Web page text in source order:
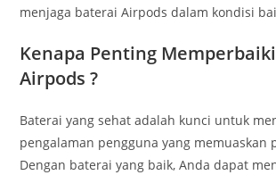
menjaga baterai Airpods dalam kondisi
Kenapa Penting
Airpods ?
Baterai yang sehat adalah kunci untuk
pengalaman pengguna yang memuaskan
Dengan baterai yang baik, Anda dapat